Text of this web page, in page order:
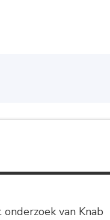
van Knab